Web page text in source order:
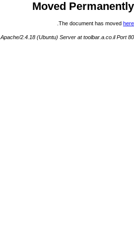
Moved Permanently
The document has moved here
Apache/2.4.18 (Ubuntu) Server at toolbar.a.co.il Port 80